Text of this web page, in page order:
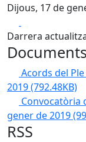
Dijous, 17 de
Darrera
Documents
Acords del
2019(792.48KB)
Convocatòria
gener de 2019
RSS